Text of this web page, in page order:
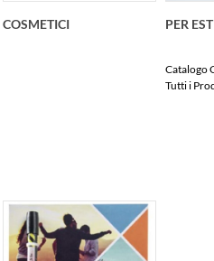
COSMETICI PER
Catalogo
Tutti i